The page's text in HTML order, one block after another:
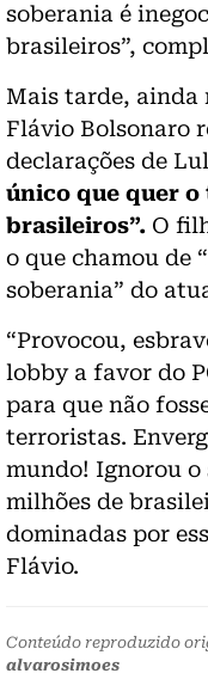
soberania é
brasileiros”,
Mais tarde, ainda
Flávio Bolsonaro
declarações de
único que quer
brasileiros”. O
o que chamou de
soberania” do
“Provocou,
lobby a favor do
para que não
terroristas.
mundo! Ignorou o
milhões de
dominadas por
Flávio.
Conteúdo reproduzido
alvarosimoes